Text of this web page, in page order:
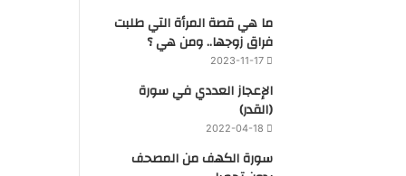
ما هي قصة المرأة التي طلبت
فراق زوجها.. ومن هي ؟
2023-11-17
‏الإعجاز العددي في سورة
(القدر)
2022-04-18
سورة الكهف من المصحف